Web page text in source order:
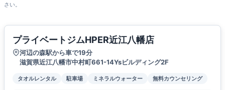
さい。
プライベートジムHPER近江八幡店
河辺の森駅から車で19分
滋賀県近江八幡市中村町661-14Ysビルディング2F
タオルレンタル 駐車場 ミネラルウォーター 無料カウンセリング